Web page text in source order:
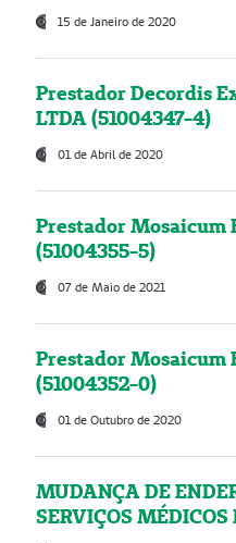
15 de Janeiro de 2020
Prestador Decordis
LTDA (51004347-4)
01 de Abril de 2020
Prestador Mosaicum
(51004355-5)
07 de Maio de 2021
Prestador Mosaicum
(51004352-0)
01 de Outubro de 2020
MUDANÇA DE
SERVIÇOS